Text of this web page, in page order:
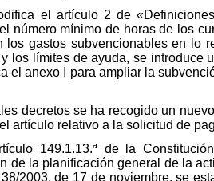
el artículo 2 de
número mínimo de horas de los
gastos subvencionables en lo
los límites de ayuda, se introduce
el anexo I para ampliar la
decretos se ha recogido un
artículo relativo a la solicitud de
149.1.13.ª de la
de la planificación general de la
2003, de 17 de noviembre, se